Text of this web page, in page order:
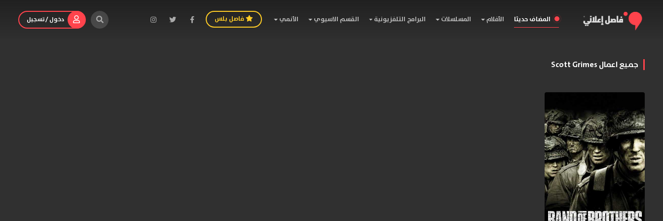
المضاف حديثا الأفلام المسلسلات البرامج التلفزيونية القسم الاسيوي الأنمي فاصل بلس دخول / تسجيل
جميع اعمال Scott Grimes